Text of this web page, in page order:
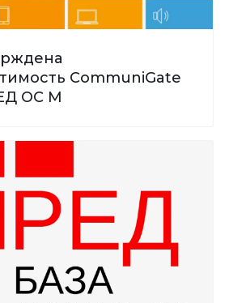
CommuniGate
ОС М